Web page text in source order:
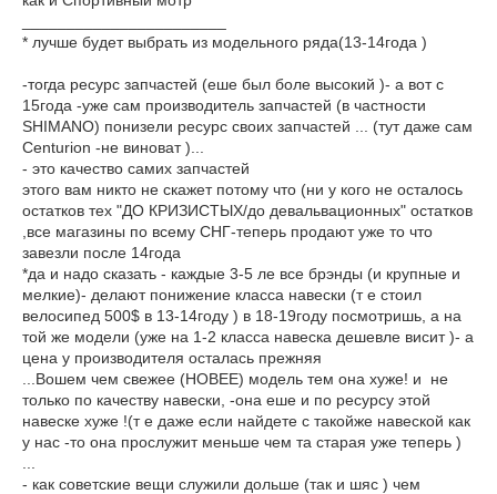
* лучше будет выбрать из модельного ряда(13-14года )
-тогда ресурс запчастей (еше был боле высокий )- а вот с
15года -уже сам производитель запчастей (в частности
SHIMANO) понизели ресурс своих запчастей ... (тут даже сам
Centurion -не виноват )...
- это качество самих запчастей
этого вам никто не скажет потому что (ни у кого не осталось
остатков тех "ДО КРИЗИСТЫХ/до девальвационных" остатков
,все магазины по всему СНГ-теперь продают уже то что
завезли после 14года
*да и надо сказать - каждые 3-5 ле все брэнды (и крупные и
мелкие)- делают понижение класса навески (т е стоил
велосипед 500$ в 13-14году ) в 18-19году посмотришь, а на
той же модели (уже на 1-2 класса навеска дешевле висит )- а
цена у производителя осталась прежняя
...Вошем чем свежее (НОВЕЕ) модель тем она хуже! и не
только по качеству навески, -она еше и по ресурсу этой
навеске хуже !(т е даже если найдете с такойже навеской как
у нас -то она прослужит меньше чем та старая уже теперь )
- как советские вещи служили дольше (так и шяс ) чем